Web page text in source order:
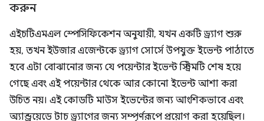
করুন
এইচটিএমএল স্পেসিফিকেশন অনুযায়ী, যখন একটি ড্র্যাগ শুরু
হয়, তখন ইউজার এজেন্টকে ড্র্যাগ সোর্সে উপযুক্ত ইভেন্ট পাঠাতে
হবে এটা বোঝানোর জন্য যে পয়েন্টার ইভেন্ট স্ট্রিমটি শেষ হয়ে
গেছে এবং এই পয়েন্টার থেকে আর কোনো ইভেন্ট আশা করা
উচিত নয়। এই কোডটি মাউস ইভেন্টের জন্য আংশিকভাবে এবং
অ্যান্ড্রয়েডে টাচ ড্র্যাগের জন্য সম্পূর্ণরূপে প্রয়োগ করা হয়েছিল।